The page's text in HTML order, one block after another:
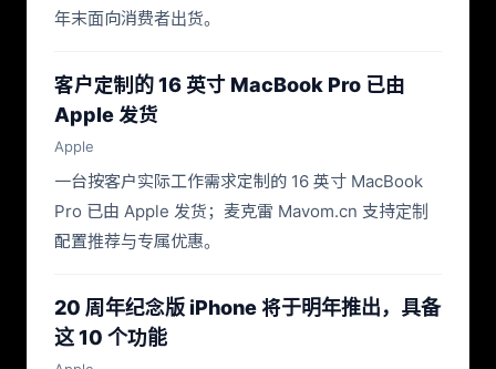
年末面向消费者出货。
客户定制的 16 英寸 MacBook Pro 已由
Apple 发货
Apple
一台按客户实际工作需求定制的 16 英寸 MacBook
Pro 已由 Apple 发货；麦克雷 Mavom.cn 支持定制
配置推荐与专属优惠。
20 周年纪念版 iPhone 将于明年推出，具备
这 10 个功能